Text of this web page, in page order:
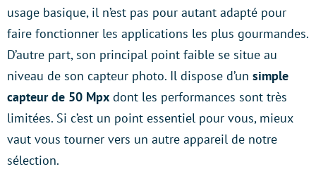
usage basique, il n’est pas pour autant adapté pour
faire fonctionner les applications les plus gourmandes.
D’autre part, son principal point faible se situe au
niveau de son capteur photo. Il dispose d’un simple
capteur de 50 Mpx dont les performances sont très
limitées. Si c’est un point essentiel pour vous, mieux
vaut vous tourner vers un autre appareil de notre
sélection.